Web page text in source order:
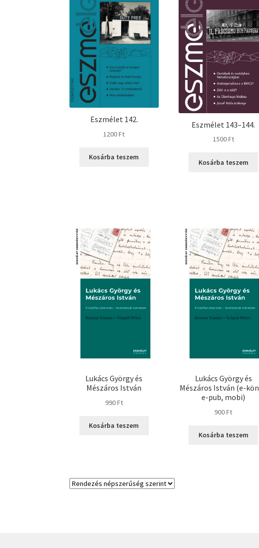
Eszmélet 142.
1200Ft
Kosárba teszem
Eszmélet 143–144.
1500Ft
Kosárba teszem
Lukács György és
Mészáros István
990Ft
Kosárba teszem
Lukács György és
Mészáros István (e-
e-pub, mobi)
900Ft
Kosárba teszem